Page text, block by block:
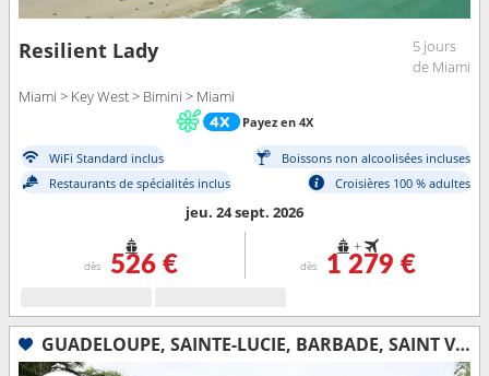
Resilient Lady
5 jours
de Miami
Miami > Key West > Bimini > Miami
Payez en 4X
WiFi Standard inclus
Boissons non alcoolisées incluses
Restaurants de spécialités inclus
Croisières 100 % adultes
jeu. 24 sept. 2026
dès 526 €
+
dès 1 279 €
GUADELOUPE, SAINTE-LUCIE, BARBADE, SAINT VINCENT-ET-LES-GRENADINES, GRENADE, MARTINIQUE